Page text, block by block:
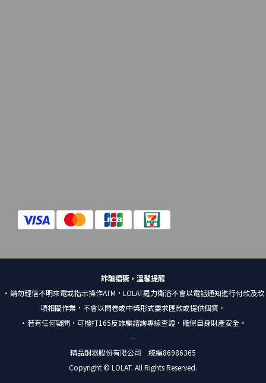
詐騙猖獗，溫馨提醒
•請勿輕信不明來電或指示操作ATM，LOLAT羅力衛浴不會以電話通知進行付款及款
項相關作業，不會以問卷或中獎形式要求匯款或提供個資。
•若有任何疑問，可撥打165反詐騙諮詢專線查證，確保自身財產安全。
－
精品銅器股份有限公司 統編86986365
Copyright © LOLAT. All Rights Reserved.